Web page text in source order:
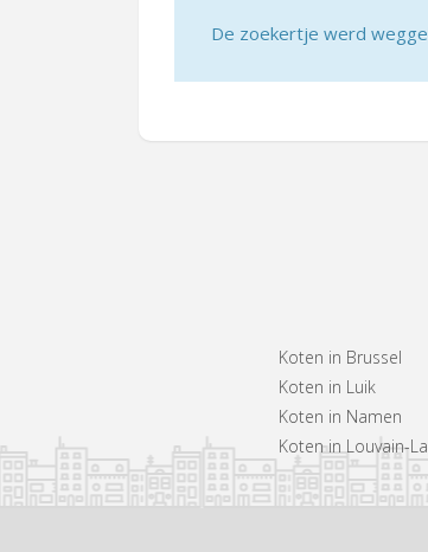
De zoekertje werd
Koten in Brussel
Koten in Luik
Koten in Namen
Koten in Louvain-